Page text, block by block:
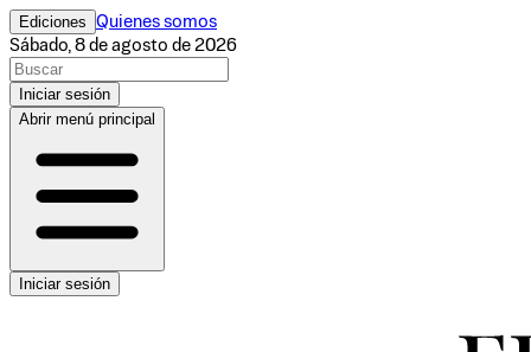
Ediciones Quienes somos
Sábado, 8 de agosto de 2026
Iniciar sesión
Abrir menú principal
Iniciar sesión